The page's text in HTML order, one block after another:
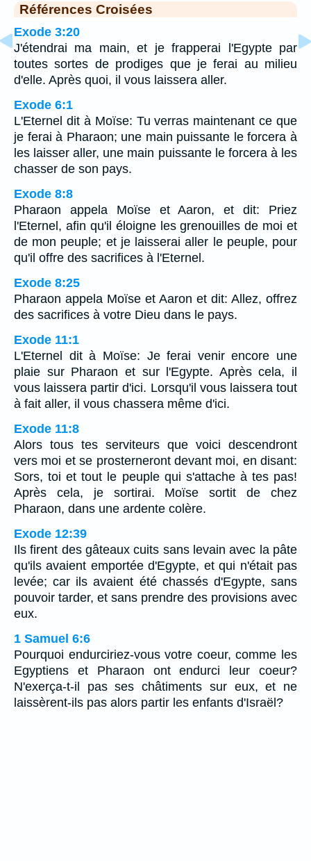
Références Croisées
Exode 3:20
J'étendrai ma main, et je frapperai l'Egypte par
toutes sortes de prodiges que je ferai au milieu
d'elle. Après quoi, il vous laissera aller.
Exode 6:1
L'Eternel dit à Moïse: Tu verras maintenant ce que
je ferai à Pharaon; une main puissante le forcera à
les laisser aller, une main puissante le forcera à les
chasser de son pays.
Exode 8:8
Pharaon appela Moïse et Aaron, et dit: Priez
l'Eternel, afin qu'il éloigne les grenouilles de moi et
de mon peuple; et je laisserai aller le peuple, pour
qu'il offre des sacrifices à l'Eternel.
Exode 8:25
Pharaon appela Moïse et Aaron et dit: Allez, offrez
des sacrifices à votre Dieu dans le pays.
Exode 11:1
L'Eternel dit à Moïse: Je ferai venir encore une
plaie sur Pharaon et sur l'Egypte. Après cela, il
vous laissera partir d'ici. Lorsqu'il vous laissera tout
à fait aller, il vous chassera même d'ici.
Exode 11:8
Alors tous tes serviteurs que voici descendront
vers moi et se prosterneront devant moi, en disant:
Sors, toi et tout le peuple qui s'attache à tes pas!
Après cela, je sortirai. Moïse sortit de chez
Pharaon, dans une ardente colère.
Exode 12:39
Ils firent des gâteaux cuits sans levain avec la pâte
qu'ils avaient emportée d'Egypte, et qui n'était pas
levée; car ils avaient été chassés d'Egypte, sans
pouvoir tarder, et sans prendre des provisions avec
eux.
1 Samuel 6:6
Pourquoi endurciriez-vous votre coeur, comme les
Egyptiens et Pharaon ont endurci leur coeur?
N'exerça-t-il pas ses châtiments sur eux, et ne
laissèrent-ils pas alors partir les enfants d'Israël?